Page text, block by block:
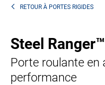
RETOUR À PORTES RIGIDES
Steel
Porte roulante en
performance